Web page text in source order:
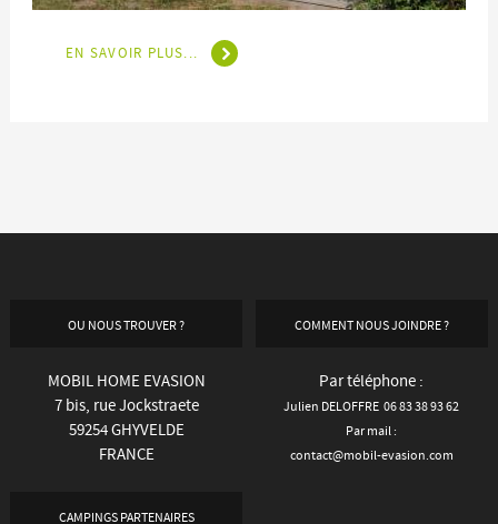
EN SAVOIR PLUS...
OU NOUS TROUVER ?
MOBIL HOME EVASION
7 bis, rue Jockstraete
59254 GHYVELDE
FRANCE
COMMENT NOUS JOINDRE ?
Par téléphone :
Julien DELOFFRE 06 83 38 93 62
Par mail :
contact@mobil-evasion.com
CAMPINGS PARTENAIRES